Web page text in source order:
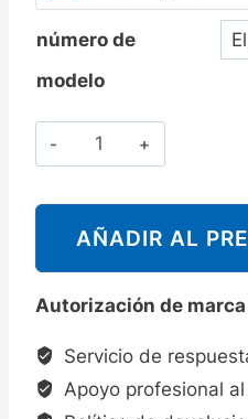
número de
modelo
Cantidad
斯
密
倒
AÑADIR AL
Autorización de marca
Servicio de
Apoyo profesional